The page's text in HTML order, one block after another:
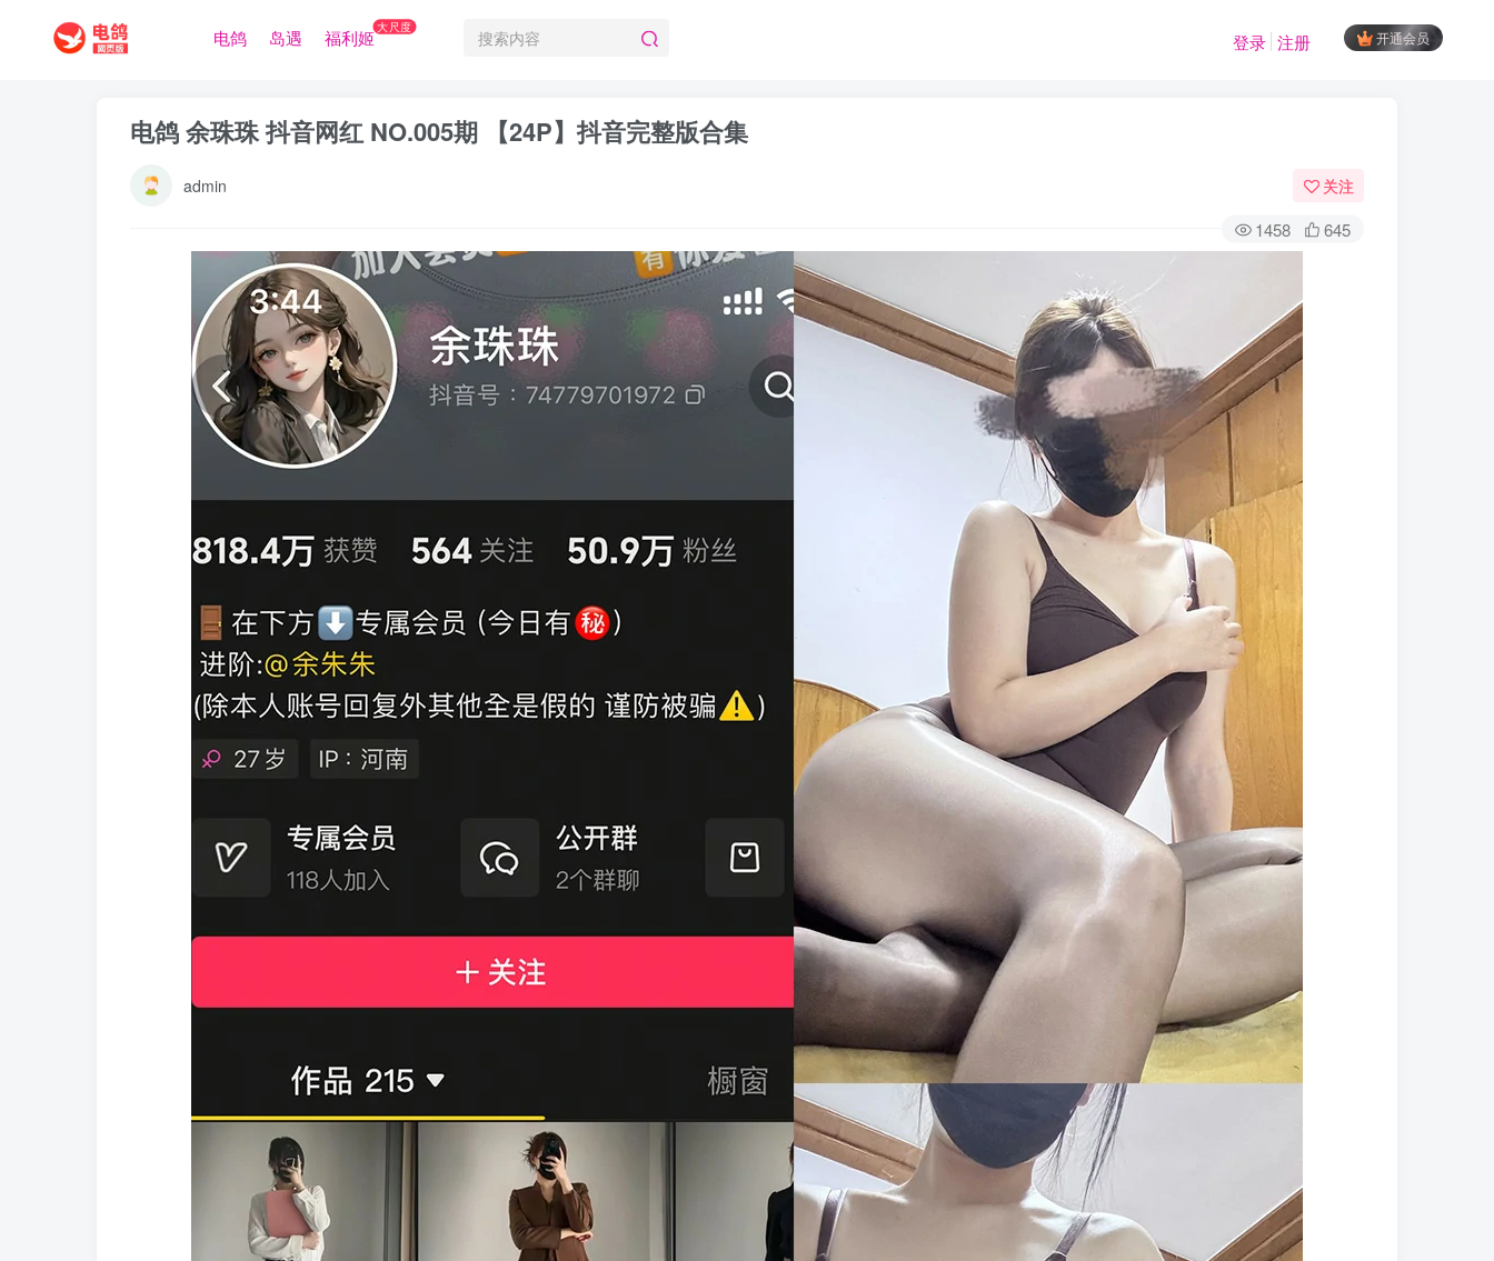
电鸽 岛遇 福利姬大尺度
开通会员
登录 注册
电鸽 余珠珠 抖音网红 NO.005期 【24P】抖音完整版合集
admin 关注
1458 645